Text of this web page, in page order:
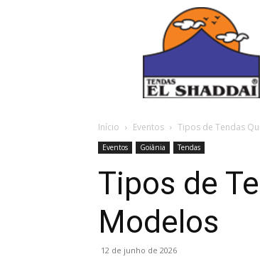
Início Eventos Tipos de Tendas
Eventos Goiânia Tendas
Tipos de
Modelos
12 de junho de 2026